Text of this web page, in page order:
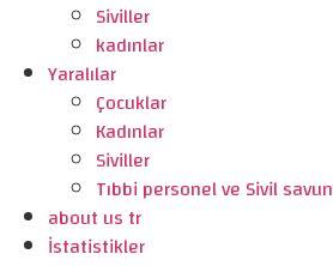
Siviller
kadınlar
Yaralılar
Çocuklar
Kadınlar
Siviller
Tıbbi personel ve Sivil
about us tr
İstatistikler